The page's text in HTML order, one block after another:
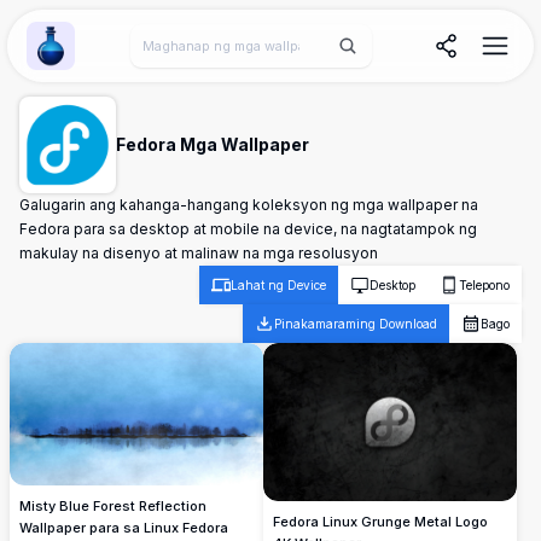
Wallpaper Alchemy
Fedora Mga Wallpaper
Galugarin ang kahanga-hangang koleksyon ng mga wallpaper na
Fedora para sa desktop at mobile na device, na nagtatampok ng
makulay na disenyo at malinaw na mga resolusyon
Lahat ng Device Desktop Telepono
Pinakamaraming Download Bago
Misty Blue Forest Reflection
Wallpaper para sa Linux Fedora
Fedora Linux Grunge Metal Logo